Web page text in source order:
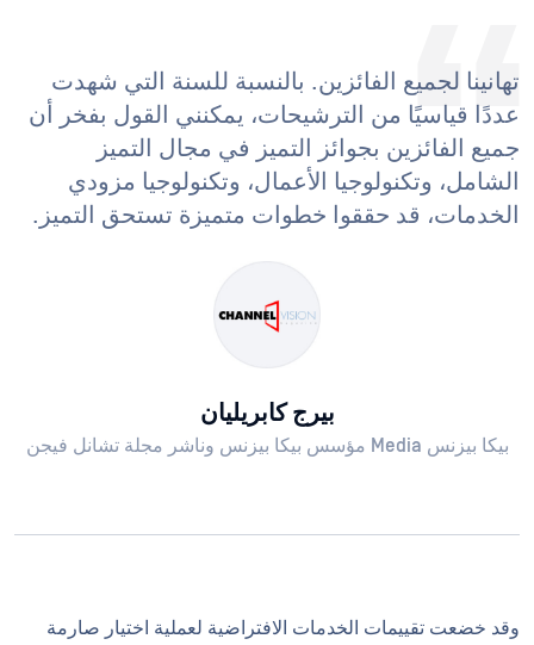
تهانينا لجميع الفائزين. بالنسبة للسنة التي شهدت
عددًا قياسيًا من الترشيحات، يمكنني القول بفخر أن
جميع الفائزين بجوائز التميز في مجال التميز
الشامل، وتكنولوجيا الأعمال، وتكنولوجيا مزودي
الخدمات، قد حققوا خطوات متميزة تستحق التميز.
بيرج كابريليان
بيكا بيزنس Media مؤسس بيكا بيزنس وناشر مجلة تشانل فيجن
وقد خضعت تقييمات الخدمات الافتراضية لعملية اختيار صارمة